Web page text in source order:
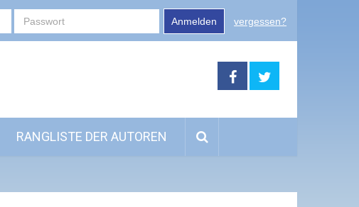
Anmelden vergessen?
RANGLISTE DER AUTOREN